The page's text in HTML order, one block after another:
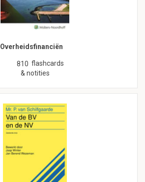
Overheidsfinanciën
810 flashcards
& notities